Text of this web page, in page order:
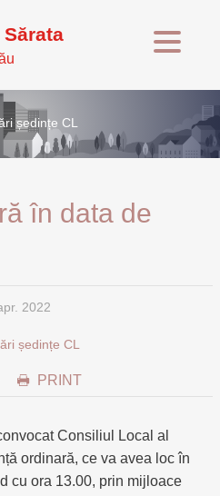
ședințe CL
în data de
2022
ședințe CL
PRINT
Consiliul Local al
ordinară, ce va avea loc în
cu ora 13.00, prin mijloace